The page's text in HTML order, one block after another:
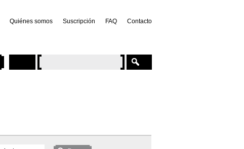
Quiénes somos Suscripción FAQ Contacto